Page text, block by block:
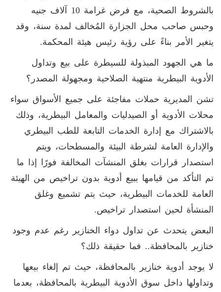
بالشروط الصحية، مع فرض غرامة 10 آلاف جنيه
وحبس صاحب محل الجزارة المُخالف لمدة سنة، وقد
يتغير الأمر بناءً على رؤية رئيس هيئة المحكمة.
ما هي الجهود المبذولة للسيطرة على بيع وتداول
الأدوية البيطرية منتهية الصلاحية ومجهولة المصدر؟
تشن المديرية حملات مفاجئة على جميع الأسواق سواء
محلات الأدوية أو الصيدليات والمعامل البيطرية، وذلك
بالاشتراك مع إدارة الخدمات التابعة للطب البيطري
والإدارة العامة لشرطة البيئة والمسطحات، ويتم
استصدار قرارات بغلق المنشآت المخالفة فورًا إذا ما
تم التأكد من قيامها ببيع أدوية بدون تراخيص من الهيئة
العامة للخدمات البيطرية، حيث يتم تشميع وغلق
المنشأة لحين استصدار تراخيص.
البعض يتحدث عن تداول دواء الخنازير رغم عدم وجود
خنازير بالمحافظة.. فما حقيقة ذلك؟
لا يوجد أدوية خنازير بالمحافظة، حيث تم إلغاء بيعها
وتداولها داخل سوق الأدوية البيطرية بالمحافظة، بعدما